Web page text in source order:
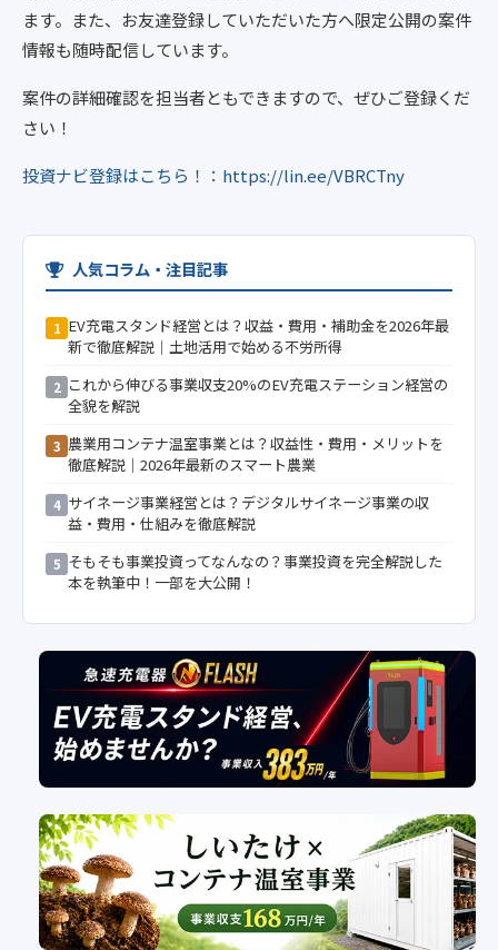
ます。また、お友達登録していただいた方へ限定公開の案件
情報も随時配信しています。
案件の詳細確認を担当者ともできますので、ぜひご登録くだ
さい！
投資ナビ登録はこちら！：https://lin.ee/VBRCTny
人気コラム・注目記事
1 EV充電スタンド経営とは？収益・費用・補助金を2026年最
新で徹底解説｜土地活用で始める不労所得
2 これから伸びる事業収支20%のEV充電ステーション経営の
全貌を解説
3 農業用コンテナ温室事業とは？収益性・費用・メリットを
徹底解説｜2026年最新のスマート農業
4 サイネージ事業経営とは？デジタルサイネージ事業の収
益・費用・仕組みを徹底解説
5 そもそも事業投資ってなんなの？事業投資を完全解説した
本を執筆中！一部を大公開！